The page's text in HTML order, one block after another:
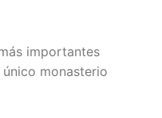
importantes
monasterio